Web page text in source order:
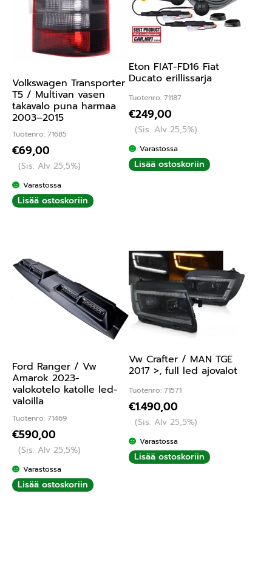
Volkswagen Transporter
T5 / Multivan vasen
takavalo puna harmaa
2003–2015
Tuotenro: 71685
€69,00
(Sis. Alv 25,5%)
Varastossa
Lisää ostoskoriin
Eton FIAT-FD16 Fiat
Ducato erillissarja
Tuotenro: 71187
€249,00
(Sis. Alv 25,5%)
Varastossa
Lisää ostoskoriin
Ford Ranger / Vw
Amarok 2023-
valokotelo katolle led-
valoilla
Tuotenro: 71469
€590,00
(Sis. Alv 25,5%)
Varastossa
Lisää ostoskoriin
Vw Crafter / MAN TGE
2017 >, full led ajovalot
Tuotenro: 71571
€1.490,00
(Sis. Alv 25,5%)
Varastossa
Lisää ostoskoriin